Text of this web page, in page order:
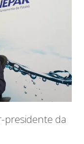
presidente da